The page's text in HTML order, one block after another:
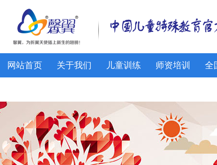
网站首页 关于我们 儿童训练 师资培训 全